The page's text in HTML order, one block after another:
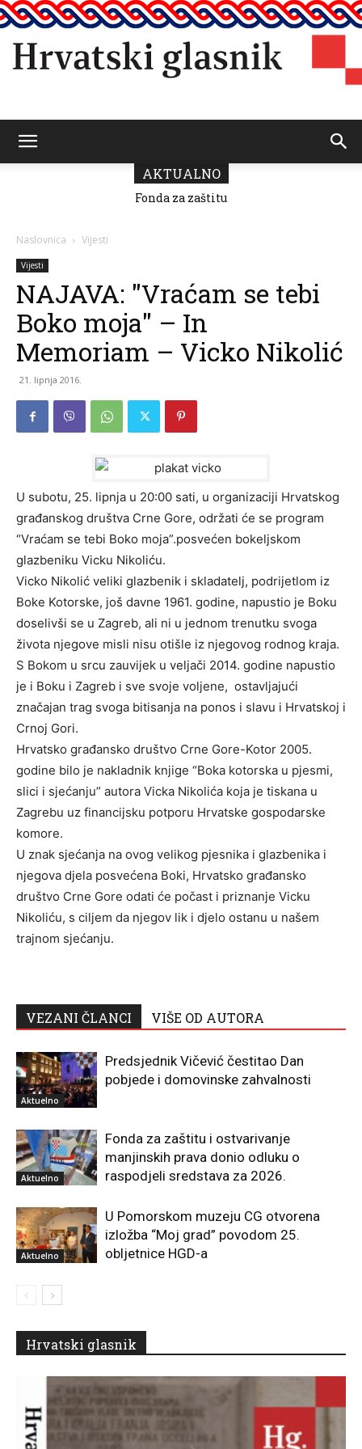
AKTUALNO
Fonda za zaštitu
2026.
Naslovnica Vijesti
Vijesti
NAJAVA: "Vraćam se tebi
Boko moja" – In
Memoriam – Vicko Nikolić
21. lipnja 2016.
U subotu, 25. lipnja u 20:00 sati, u organizaciji Hrvatskog
građanskog društva Crne Gore, održati će se program
“Vraćam se tebi Boko moja”.posvećen bokeljskom
glazbeniku Vicku Nikoliću.
Vicko Nikolić veliki glazbenik i skladatelj, podrijetlom iz
Boke Kotorske, još davne 1961. godine, napustio je Boku
doselivši se u Zagreb, ali ni u jednom trenutku svoga
života njegove misli nisu otišle iz njegovog rodnog kraja.
S Bokom u srcu zauvijek u veljači 2014. godine napustio
je i Boku i Zagreb i sve svoje voljene, ostavljajući
značajan trag svoga bitisanja na ponos i slavu i Hrvatskoj i
Crnoj Gori.
Hrvatsko građansko društvo Crne Gore-Kotor 2005.
godine bilo je nakladnik knjige “Boka kotorska u pjesmi,
slici i sjećanju” autora Vicka Nikolića koja je tiskana u
Zagrebu uz financijsku potporu Hrvatske gospodarske
komore.
U znak sjećanja na ovog velikog pjesnika i glazbenika i
njegova djela posvećena Boki, Hrvatsko građansko
društvo Crne Gore odati će počast i priznanje Vicku
Nikoliću, s ciljem da njegov lik i djelo ostanu u našem
trajnom sjećanju.
VEZANI ČLANCI VIŠE OD AUTORA
Aktuelno
Predsjednik Vičević čestitao Dan
pobjede i domovinske zahvalnosti
Aktuelno
Fonda za zaštitu i ostvarivanje
manjinskih prava donio odluku o
raspodjeli sredstava za 2026.
Aktuelno
U Pomorskom muzeju CG otvorena
izložba “Moj grad” povodom 25.
obljetnice HGD-a
Hrvatski glasnik